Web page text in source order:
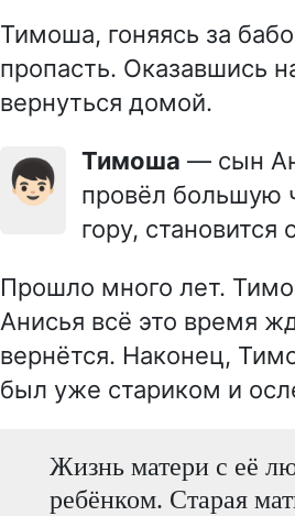
Тимоша, гоняясь за
пропасть. Оказавшись
вернуться домой.
👦🏻 Тимоша — сын
провёл большую
гору,
Прошло много лет.
Анисья всё это время
вернётся. Наконец,
был уже стариком и
Жизнь матери с её
ребёнком. Старая